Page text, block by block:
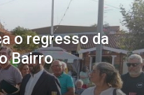
o regresso da
Bairro